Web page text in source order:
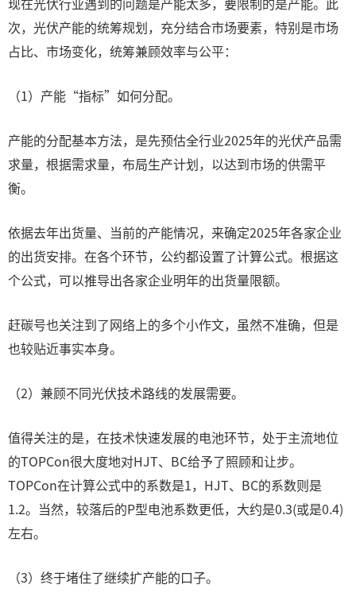
次，光伏产能的统筹规划，充分结合市场要素，特别是市场
占比、市场变化，统筹兼顾效率与公平：
（1）产能“指标”如何分配。
产能的分配基本方法，是先预估全行业2025年的光伏产品需
求量，根据需求量，布局生产计划，以达到市场的供需平
衡。
依据去年出货量、当前的产能情况，来确定2025年各家企业
的出货安排。在各个环节，公约都设置了计算公式。根据这
个公式，可以推导出各家企业明年的出货量限额。
赶碳号也关注到了网络上的多个小作文，虽然不准确，但是
也较贴近事实本身。
（2）兼顾不同光伏技术路线的发展需要。
值得关注的是，在技术快速发展的电池环节，处于主流地位
的TOPCon很大度地对HJT、BC给予了照顾和让步。
TOPCon在计算公式中的系数是1，HJT、BC的系数则是
1.2。当然，较落后的P型电池系数更低，大约是0.3(或是0.4)
左右。
（3）终于堵住了继续扩产能的口子。